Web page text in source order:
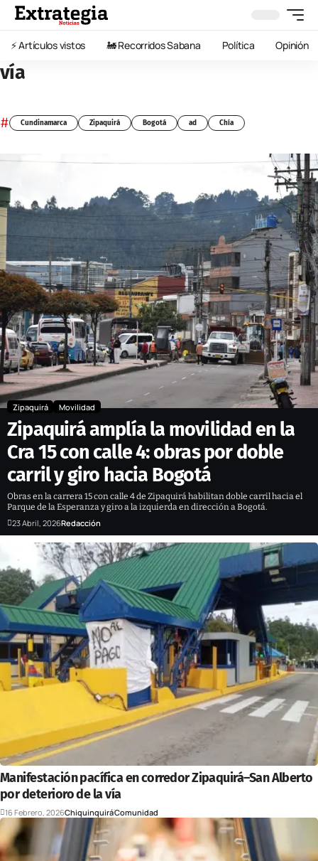
⚡️ Artículos vistos 🚂 Recorridos Sabana Política Opinión
vía
# Cundinamarca Zipaquirá Bogotá ad Chía
Zipaquirá Movilidad
Zipaquirá amplía la movilidad en la
Cra 15 con calle 4: obras por doble
carril y giro hacia Bogotá
Obras en la carrera 15 con calle 4 de Zipaquirá habilitan doble carril hacia el
Parque de la Esperanza y giro a la izquierda en dirección a Bogotá.
23 Abril, 2026Redacción
Manifestación pacífica en corredor Zipaquirá–San Alberto
por deterioro de la vía
16 Febrero, 2026ChiquinquiráComunidad